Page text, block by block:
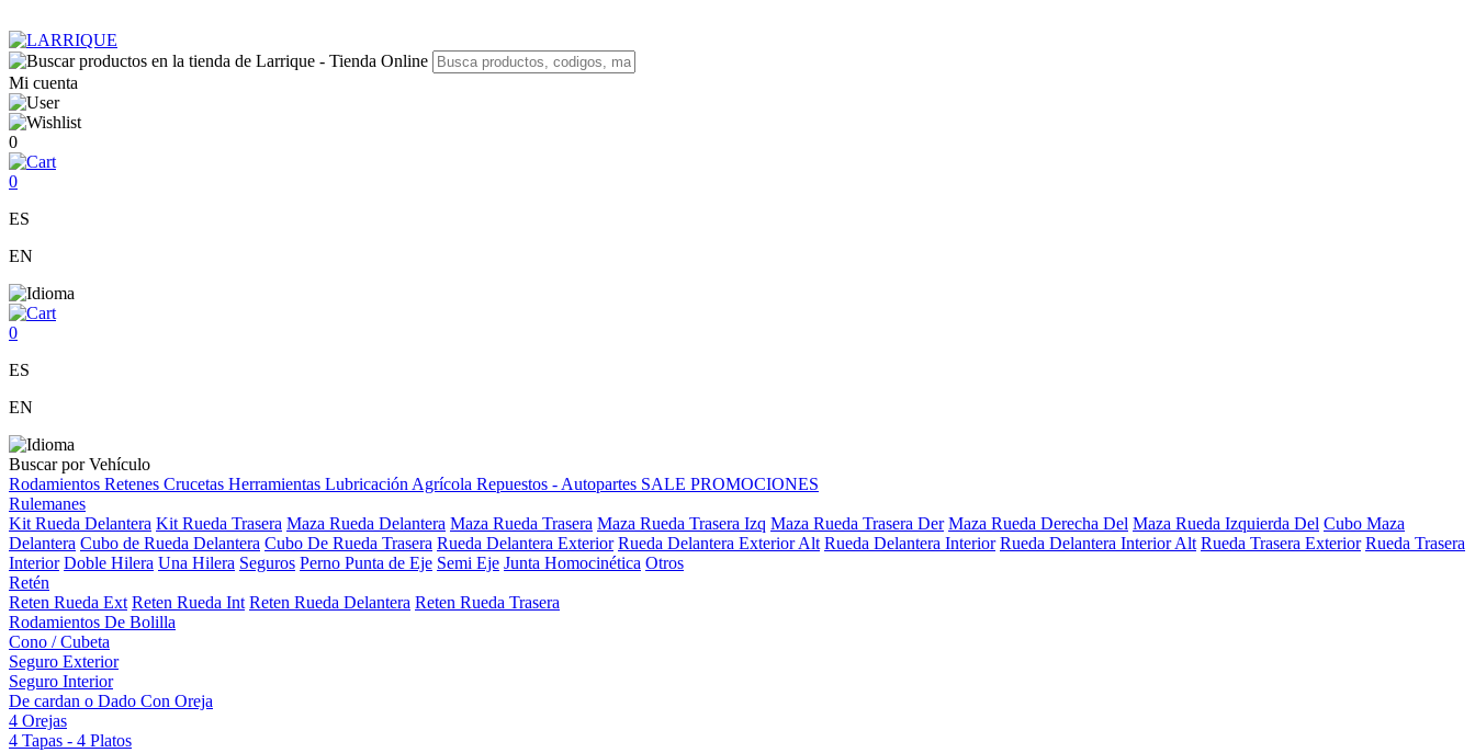
Mi cuenta
0
0
ES
EN
0
ES
EN
Buscar por Vehículo
Rodamientos Retenes Crucetas Herramientas Lubricación Agrícola Repuestos - Autopartes SALE PROMOCIONES
Rulemanes
Kit Rueda Delantera Kit Rueda Trasera Maza Rueda Delantera Maza Rueda Trasera Maza Rueda Trasera Izq Maza Rueda Trasera Der Maza Rueda Derecha Del Maza Rueda Izquierda Del Cubo Maza
Delantera Cubo de Rueda Delantera Cubo De Rueda Trasera Rueda Delantera Exterior Rueda Delantera Exterior Alt Rueda Delantera Interior Rueda Delantera Interior Alt Rueda Trasera Exterior Rueda Trasera
Interior Doble Hilera Una Hilera Seguros Perno Punta de Eje Semi Eje Junta Homocinética Otros
Retén
Reten Rueda Ext Reten Rueda Int Reten Rueda Delantera Reten Rueda Trasera
Rodamientos De Bolilla
Cono / Cubeta
Seguro Exterior
Seguro Interior
De cardan o Dado Con Oreja
4 Orejas
4 Tapas - 4 Platos